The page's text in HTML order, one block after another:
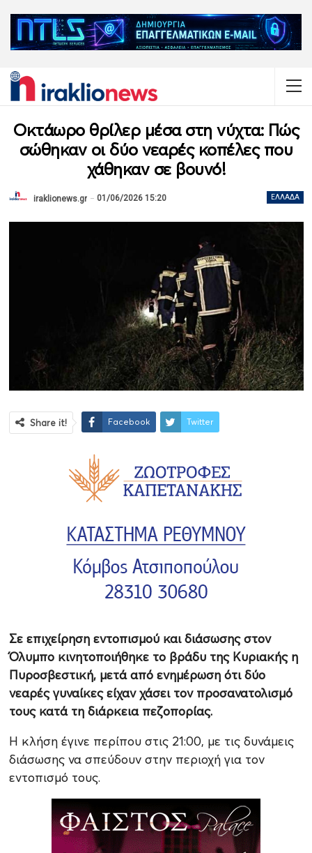
Οκτάωρο θρίλερ μέσα στη νύχτα: Πώς
σώθηκαν οι δύο νεαρές κοπέλες που
χάθηκαν σε βουνό!
ΕΛΛΆΔΑ
iraklionews.gr 01/06/2026 15:20
Share it! Facebook Twitter
Σε επιχείρηση εντοπισμού και διάσωσης στον
Όλυμπο κινητοποιήθηκε το βράδυ της Κυριακής η
Πυροσβεστική, μετά από ενημέρωση ότι δύο
νεαρές γυναίκες είχαν χάσει τον προσανατολισμό
τους κατά τη διάρκεια πεζοπορίας.
Η κλήση έγινε περίπου στις 21:00, με τις δυνάμεις
διάσωσης να σπεύδουν στην περιοχή για τον
εντοπισμό τους.